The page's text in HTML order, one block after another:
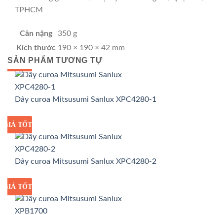
TPHCM
Cân nặng
350 g
Kích thước 190 × 190 × 42 mm
SẢN PHẨM TƯƠNG TỰ
GIÁ SỈ
GIÁ TỐT
Dây curoa Mitsusumi Sanlux XPC4280-1
GIÁ SỈ
GIÁ TỐT
Dây curoa Mitsusumi Sanlux XPC4280-2
GIÁ SỈ
GIÁ TỐT